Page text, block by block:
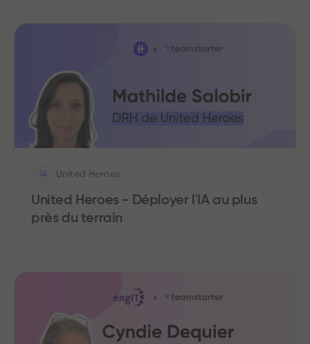
IA United Heroes
United Heroes - Déployer l'IA au plus
près du terrain